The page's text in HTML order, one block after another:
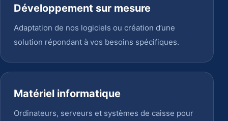
Développement sur mesure
Adaptation de nos logiciels ou création d’une
solution répondant à vos besoins spécifiques.
Matériel informatique
Ordinateurs, serveurs et systèmes de caisse pour